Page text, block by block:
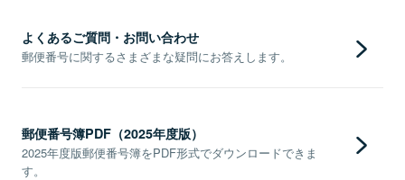
よくあるご質問・お問い合わせ
郵便番号に関するさまざまな疑問にお答えします。
郵便番号簿PDF（2025年度版）
2025年度版郵便番号簿をPDF形式でダウンロードできま
す。